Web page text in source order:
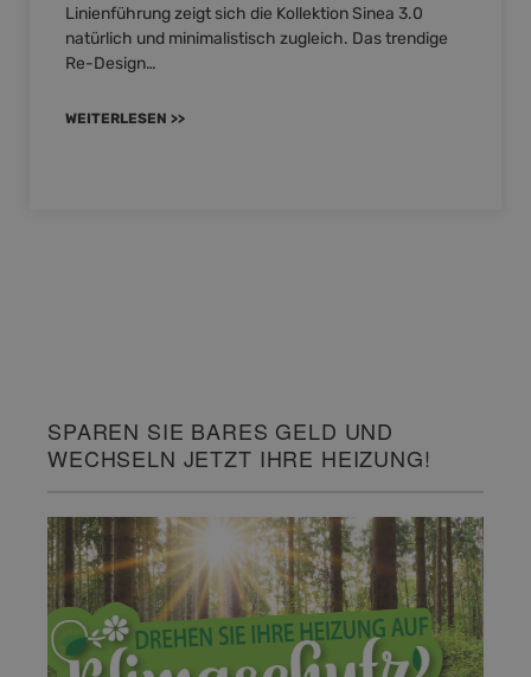
Linienführung zeigt sich die Kollektion Sinea 3.0
natürlich und minimalistisch zugleich. Das trendige
Re-Design…
WEITERLESEN >>
SPAREN SIE BARES GELD UND
WECHSELN JETZT IHRE HEIZUNG!